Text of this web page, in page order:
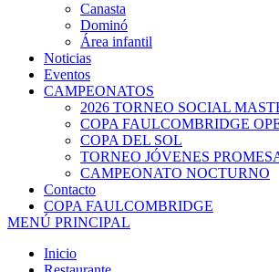
Canasta
Dominó
Área infantil
Noticias
Eventos
CAMPEONATOS
2026 TORNEO SOCIAL
COPA FAULCOMBRIDGE
COPA DEL SOL
TORNEO JÓVENES
CAMPEONATO NOCTURNO
Contacto
COPA FAULCOMBRIDGE
MENÚ PRINCIPAL
Inicio